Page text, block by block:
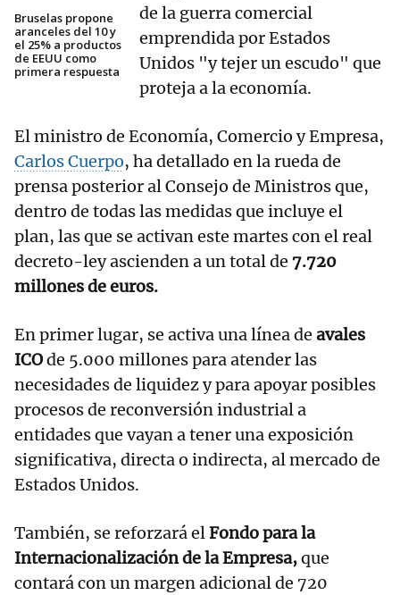
Bruselas propone
aranceles del 10 y
el 25% a productos
de EEUU como
primera respuesta
de la guerra comercial
emprendida por Estados
Unidos "y tejer un escudo" que
proteja a la economía.
El ministro de Economía, Comercio y Empresa,
Carlos Cuerpo, ha detallado en la rueda de
prensa posterior al Consejo de Ministros que,
dentro de todas las medidas que incluye el
plan, las que se activan este martes con el real
decreto-ley ascienden a un total de 7.720
millones de euros.
En primer lugar, se activa una línea de avales
ICOde 5.000 millones para atender las
necesidades de liquidez y para apoyar posibles
procesos de reconversión industrial a
entidades que vayan a tener una exposición
significativa, directa o indirecta, al mercado de
Estados Unidos.
También, se reforzará elFondo para la
Internacionalización de la Empresa,que
contará con un margen adicional de 720